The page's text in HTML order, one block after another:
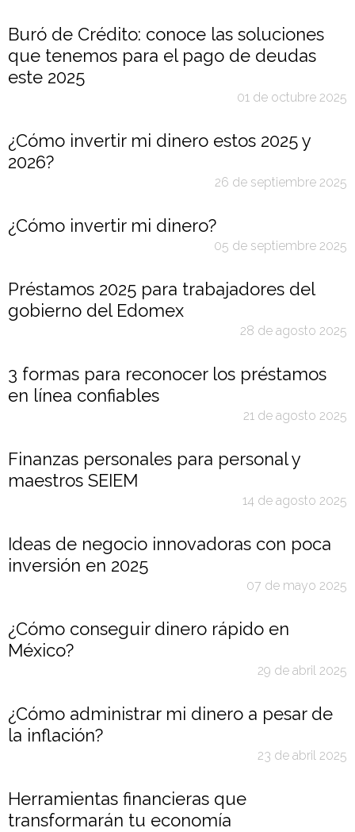
Buró de Crédito: conoce las soluciones
que tenemos para el pago de deudas
este 2025
01 de octubre 2025
¿Cómo invertir mi dinero estos 2025 y
2026?
26 de septiembre 2025
¿Cómo invertir mi dinero?
05 de septiembre 2025
Préstamos 2025 para trabajadores del
gobierno del Edomex
28 de agosto 2025
3 formas para reconocer los préstamos
en línea confiables
21 de agosto 2025
Finanzas personales para personal y
maestros SEIEM
14 de agosto 2025
Ideas de negocio innovadoras con poca
inversión en 2025
07 de mayo 2025
¿Cómo conseguir dinero rápido en
México?
29 de abril 2025
¿Cómo administrar mi dinero a pesar de
la inflación?
23 de abril 2025
Herramientas financieras que
transformarán tu economía